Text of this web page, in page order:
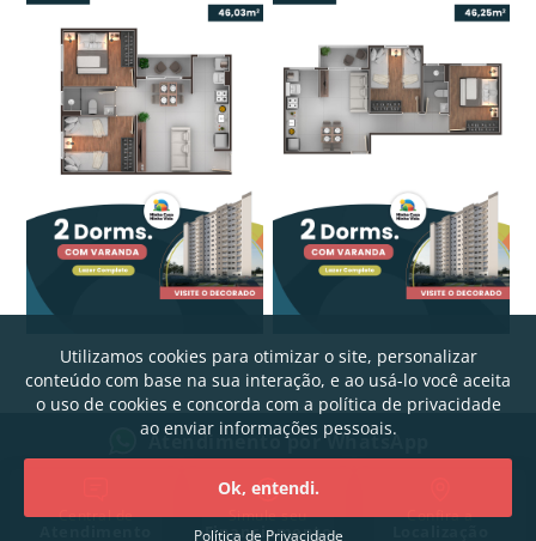
© 2026 | Residencial Boa Vista | Todos os direitos reservados
Utilizamos cookies para otimizar o site, personalizar
conteúdo com base na sua interação, e ao usá-lo você aceita
o uso de cookies e concorda com a política de privacidade
ao enviar informações pessoais.
Ok, entendi.
Política de Privacidade
Atendimento por WhatsApp
Central de
Simule seu
Financiamento
Confira a